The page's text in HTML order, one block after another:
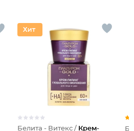
Белита - Витекс / Крем-